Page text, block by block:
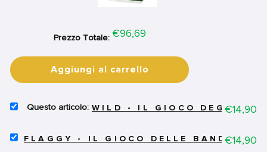
Prezzo Totale: Price
€96,69
Aggiungi al carrello
SELECT
IL
WILD - IL GIOCO DEGLI
Price
€14,90
SELECT
FLAGGY - IL GIOCO DELLE BANDIERE
Price
€14,90